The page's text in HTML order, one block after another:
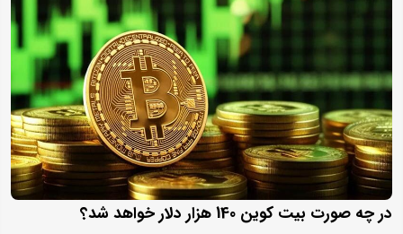
در چه صورت بیت کوین 140 هزار دلار خواهد شد؟